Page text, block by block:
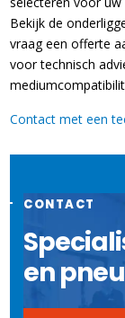
Bekijk de
vraag een offerte
voor technisch
Contact met een
CONTACT
en